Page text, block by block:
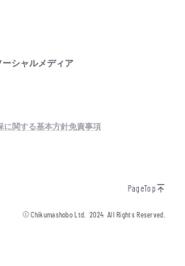
ーシャルメディア
に関する基本方針免責事項
PageTop
© Chikumashobo Ltd.2024 All Rights Reserved.